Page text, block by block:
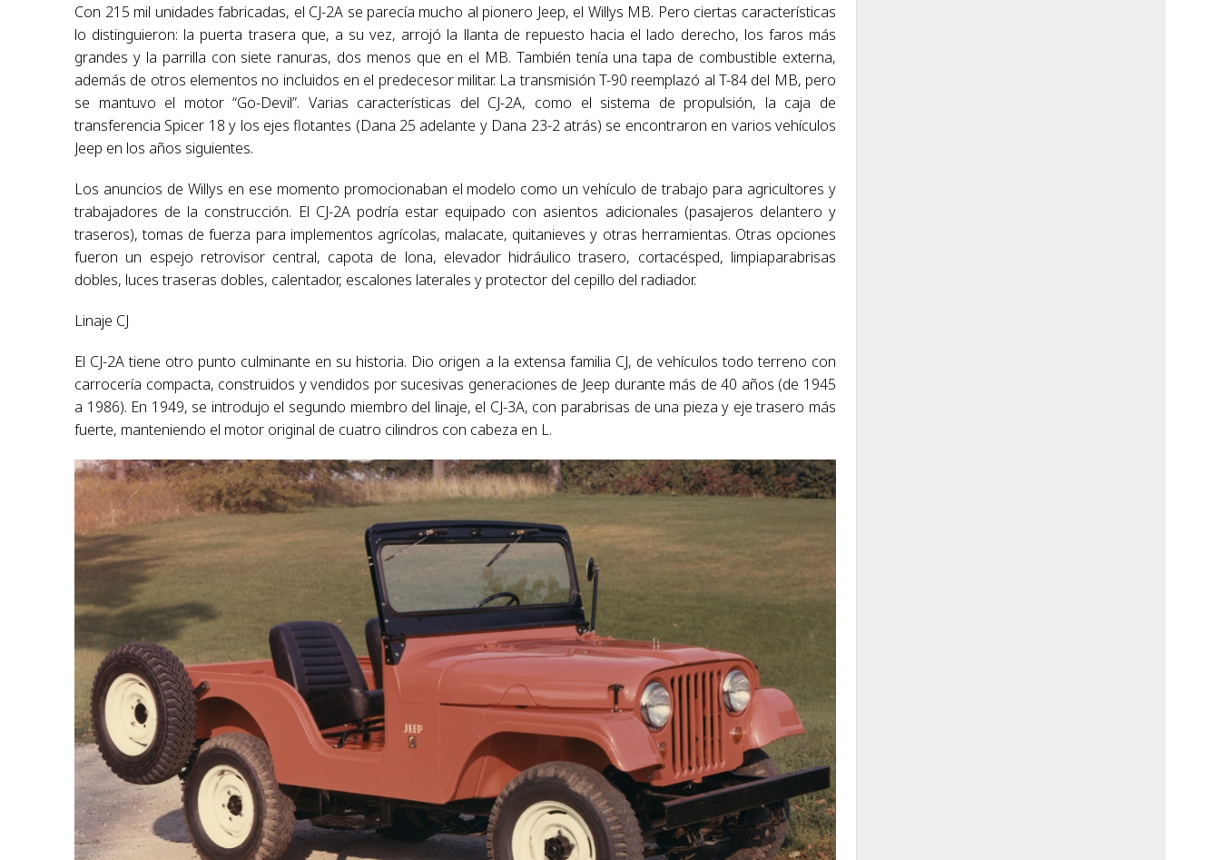
Con 215 mil unidades fabricadas, el CJ-2A se parecía mucho al pionero Jeep, el Willys MB. Pero ciertas características
lo distinguieron: la puerta trasera que, a su vez, arrojó la llanta de repuesto hacia el lado derecho, los faros más
grandes y la parrilla con siete ranuras, dos menos que en el MB. También tenía una tapa de combustible externa,
además de otros elementos no incluidos en el predecesor militar. La transmisión T-90 reemplazó al T-84 del MB, pero
se mantuvo el motor “Go-Devil”. Varias características del CJ-2A, como el sistema de propulsión, la caja de
transferencia Spicer 18 y los ejes flotantes (Dana 25 adelante y Dana 23-2 atrás) se encontraron en varios vehículos
Jeep en los años siguientes.
Los anuncios de Willys en ese momento promocionaban el modelo como un vehículo de trabajo para agricultores y
trabajadores de la construcción. El CJ-2A podría estar equipado con asientos adicionales (pasajeros delantero y
traseros), tomas de fuerza para implementos agrícolas, malacate, quitanieves y otras herramientas. Otras opciones
fueron un espejo retrovisor central, capota de lona, elevador hidráulico trasero, cortacésped, limpiaparabrisas
dobles, luces traseras dobles, calentador, escalones laterales y protector del cepillo del radiador.
Linaje CJ
El CJ-2A tiene otro punto culminante en su historia. Dio origen a la extensa familia CJ, de vehículos todo terreno con
carrocería compacta, construidos y vendidos por sucesivas generaciones de Jeep durante más de 40 años (de 1945
a 1986). En 1949, se introdujo el segundo miembro del linaje, el CJ-3A, con parabrisas de una pieza y eje trasero más
fuerte, manteniendo el motor original de cuatro cilindros con cabeza en L.